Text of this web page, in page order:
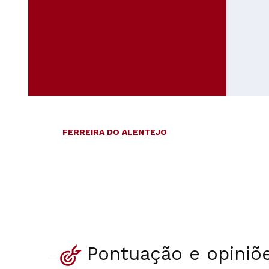
FERREIRA DO ALENTEJO
Pontuação e